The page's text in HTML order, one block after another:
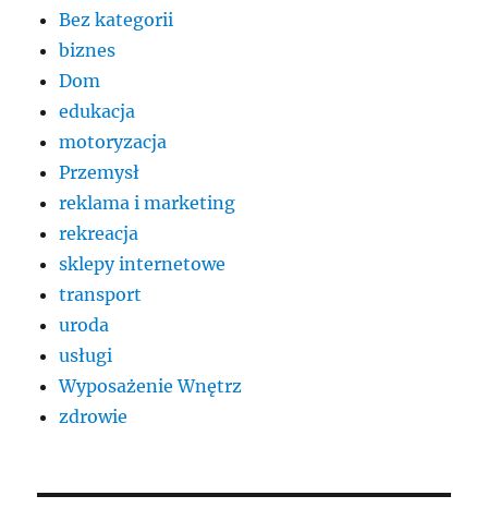
Bez kategorii
biznes
Dom
edukacja
motoryzacja
Przemysł
reklama i marketing
rekreacja
sklepy internetowe
transport
uroda
usługi
Wyposażenie Wnętrz
zdrowie